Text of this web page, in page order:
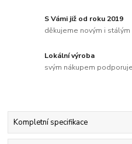
S Vámi již od roku 2019
děkujeme novým i stálým
Lokální výroba
svým nákupem
Kompletní specifikace